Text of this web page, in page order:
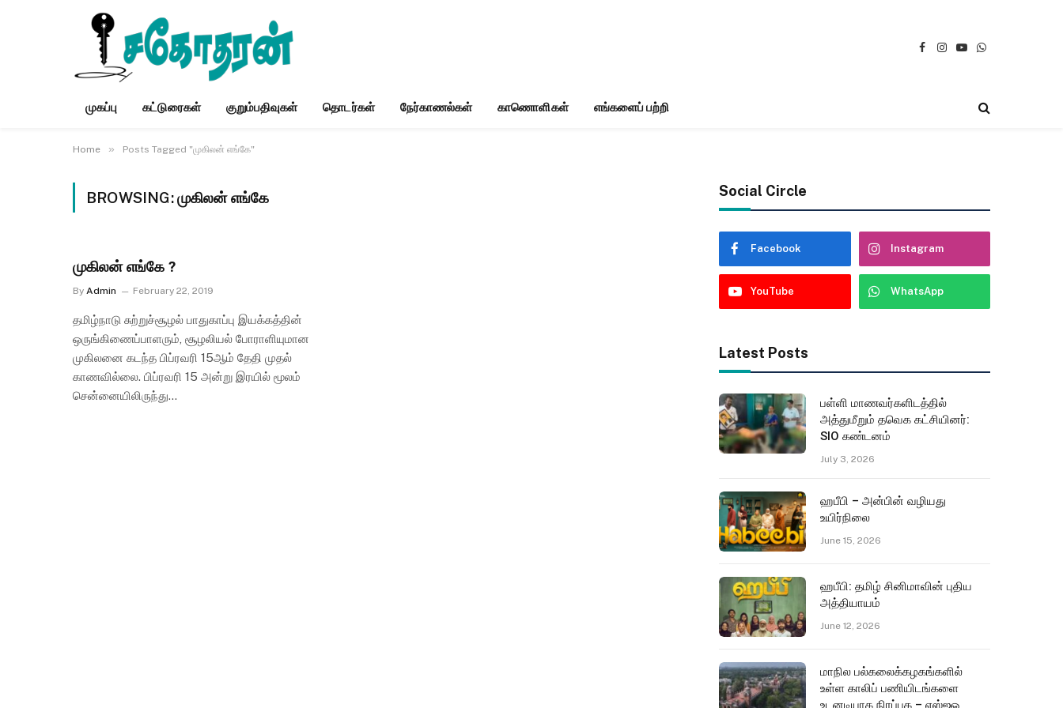
Facebook
Instagram
YouTubeWhatsApp
முகப்பு கட்டுரைகள் குறும்பதிவுகள் தொடர்கள் நேர்காணல்கள் காணொளிகள் எங்களைப் பற்றி
Home » Posts Tagged "முகிலன் எங்கே"
BROWSING:முகிலன் எங்கே
முகிலன் எங்கே ?
By Admin February 22, 2019
தமிழ்நாடு சுற்றுச்சூழல் பாதுகாப்பு இயக்கத்தின்
ஒருங்கிணைப்பாளரும், சூழலியல் போராளியுமான
முகிலனை கடந்த பிப்ரவரி 15ஆம் தேதி முதல்
காணவில்லை. பிப்ரவரி 15 அன்று இரயில் மூலம்
சென்னையிலிருந்து…
Social Circle
Facebook Instagram
YouTube WhatsApp
Latest Posts
பள்ளி மாணவர்களிடத்தில்
அத்துமீறும் தவெக கட்சியினர்:
SIO கண்டனம்
July 3, 2026
ஹபீபி – அன்பின் வழியது
உயிர்நிலை
June 15, 2026
ஹபீபி: தமிழ் சினிமாவின் புதிய
அத்தியாயம்
June 12, 2026
மாநில பல்கலைக்கழகங்களில்
உள்ள காலிப் பணியிடங்களை
உடனடியாக நிரப்புக – எஸ்ஐஓ